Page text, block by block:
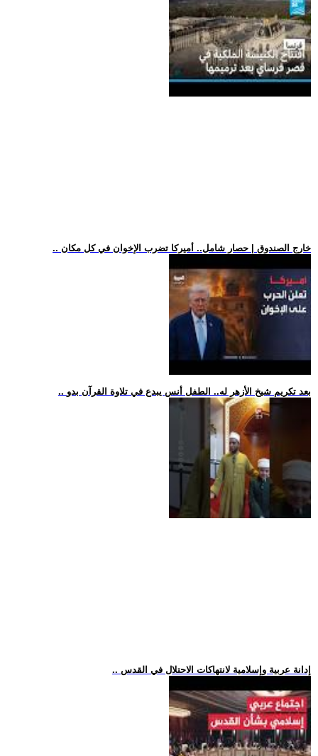
.. خارج الصندوق | حصار شامل.. أميركا تضرب الإخوان في كل مكان
.. بعد تكريم شيخ الأزهر له.. الطفل أنس يبدع في تلاوة القرآن بدو
.. إدانة عربية وإسلامية لانتهاكات الاحتلال في القدس